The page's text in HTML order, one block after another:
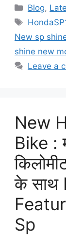
Blog,
Tags
New sp
shine new
Leave a
New
Bike :
के साथ
Sp